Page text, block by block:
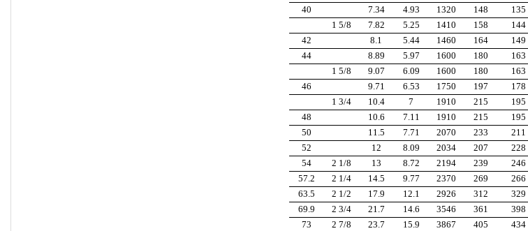
40
7.34 4.93 1320 148 135
1 5/8
7.82 5.25 1410 158 144
42
8.1 5.44 1460 164 149
44
8.89 5.97 1600 180 163
1 5/8
9.07 6.09 1600 180 163
46
9.71 6.53 1750 197 178
1 3/4
10.4 7 1910 215 195
48
10.6 7.11 1910 215 195
50
11.5 7.71 2070 233 211
52
12 8.09 2034 207 228
54
2 1/8 13 8.72 2194 239 246
57.2
2 1/4 14.5 9.77 2370 269 266
63.5
2 1/2 17.9 12.1 2926 312 329
69.9
2 3/4 21.7 14.6 3546 361 398
73
2 7/8 23.7 15.9 3867 405 434